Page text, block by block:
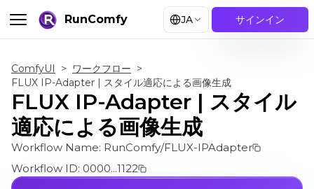
RunComfy JA サインイン
ComfyUI > ワークフロー >
FLUX IP-Adapter | スタイル適応による画像生成
FLUX IP-Adapter | スタイル
適応による画像生成
Workflow Name: RunComfy/FLUX-IPAdapter
Workflow ID: 0000...1122